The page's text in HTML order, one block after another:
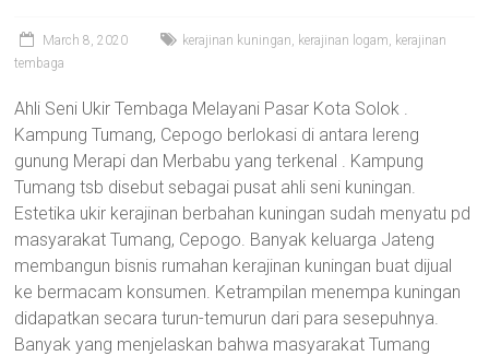
March 8, 2020 kerajinan kuningan, kerajinan logam, kerajinan
tembaga
Ahli Seni Ukir Tembaga Melayani Pasar Kota Solok .
Kampung Tumang, Cepogo berlokasi di antara lereng
gunung Merapi dan Merbabu yang terkenal . Kampung
Tumang tsb disebut sebagai pusat ahli seni kuningan.
Estetika ukir kerajinan berbahan kuningan sudah menyatu pd
masyarakat Tumang, Cepogo. Banyak keluarga Jateng
membangun bisnis rumahan kerajinan kuningan buat dijual
ke bermacam konsumen. Ketrampilan menempa kuningan
didapatkan secara turun-temurun dari para sesepuhnya.
Banyak yang menjelaskan bahwa masyarakat Tumang